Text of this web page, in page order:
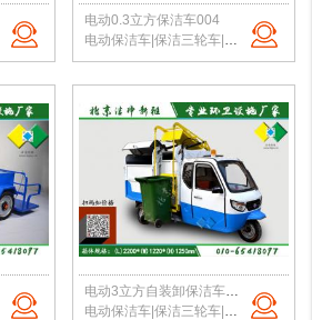
电动0.3立方保洁车004
电动保洁车|保洁三轮车|环卫保洁三轮车|小区垃圾转运车|北京保洁车
电动3立方自装卸保洁车006
电动保洁车|保洁三轮车|电动自装卸保洁车|小区垃圾转运车|北京保洁车厂家